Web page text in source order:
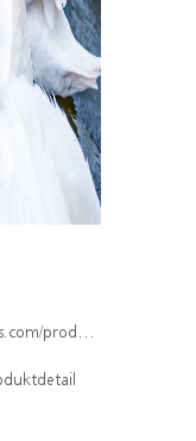
DE000WA74H89